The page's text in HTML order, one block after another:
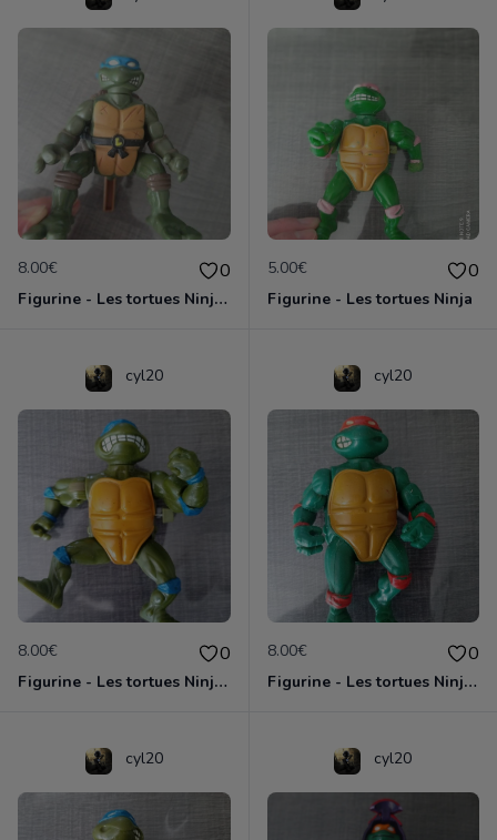
8.00€ 0
Figurine - Les tortues Ninja - Leonardo
5.00€ 0
Figurine - Les tortues Ninja
cyl20
8.00€ 0
Figurine - Les tortues Ninja - Leonardo
cyl20
8.00€ 0
Figurine - Les tortues Ninja - Michaelangelo
cyl20 cyl20